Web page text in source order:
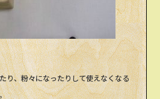
り、粉々になったりして使えなくなる